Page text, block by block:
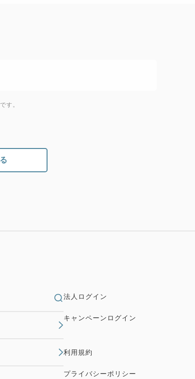
す。
法人ログイン
キャンペーンログイン
利用規約
プライバシーポリシー